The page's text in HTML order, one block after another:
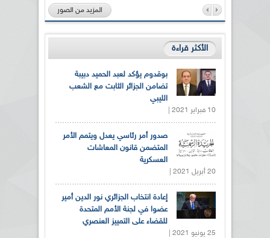
المزيد من الصور
الأكثر قراءة
بوقدوم يؤكد لعبد الحميد دبيبة
تضامن الجزائر الثابت مع الشعب
الليبي
10 فبراير 2021 |
صدور أمر رئاسي يعدل ويتمم الأمر
المتضمن قانون المعاشات
العسكرية
20 أبريل 2021 |
إعادة انتخاب الجزائري نور الدين أمير
عضوا في لجنة الأمم المتحدة
للقضاء على التمييز العنصري
25 يونيو 2021 |